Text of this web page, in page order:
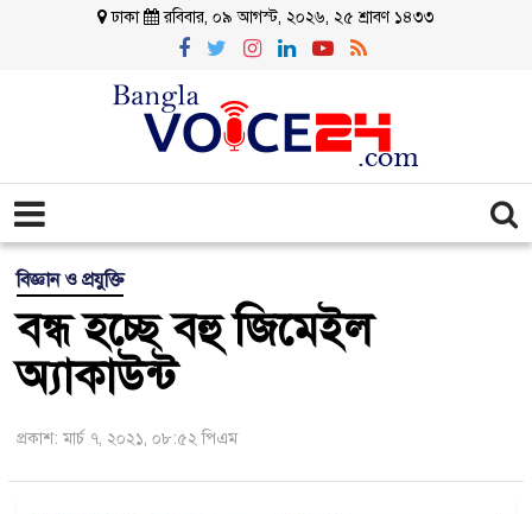
ঢাকা রবিবার, ০৯ আগস্ট, ২০২৬, ২৫ শ্রাবণ ১৪৩৩
বিজ্ঞান ও প্রযুক্তি
বন্ধ হচ্ছে বহু জিমেইল
অ্যাকাউন্ট
প্রকাশ: মার্চ ৭, ২০২১, ০৮:৫২ পিএম